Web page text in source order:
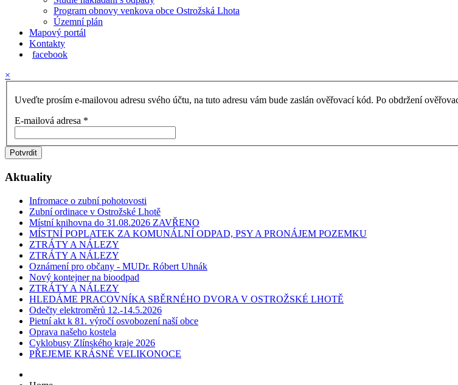
Program obnovy venkova obce Ostrožská Lhota
Územní plán
Mapový portál
Kontakty
facebook
×
Uveďte prosím e-mailovou adresu svého účtu, na tuto adresu vám bude zaslán ověřovací kód. Po obdržení
E-mailová adresa *
Potvrdit
Aktuality
Infromace o zubní pohotovosti
Zubní ordinace v Ostrožské Lhotě
Místní knihovna do 31.08.2026 ZAVŘENO
MÍSTNÍ POPLATEK ZA KOMUNÁLNÍ ODPAD, PSY A PRONÁJEM POZEMKU
ZTRÁTY A NÁLEZY
ZTRÁTY A NÁLEZY
Oznámení pro občany - MUDr. Róbert Uhnák
Nový kontejner na bioodpad
ZTRÁTY A NÁLEZY
HLEDÁME PRACOVNÍKA SBĚRNÉHO DVORA V OSTROŽSKÉ LHOTĚ
Odečty elektroměrů 12.-14.5.2026
Pietní akt k 81. výročí osvobození naší obce
Oprava našeho kostela
Cyklobusy Zlínského kraje 2026
PŘEJEME KRÁSNÉ VELIKONOCE